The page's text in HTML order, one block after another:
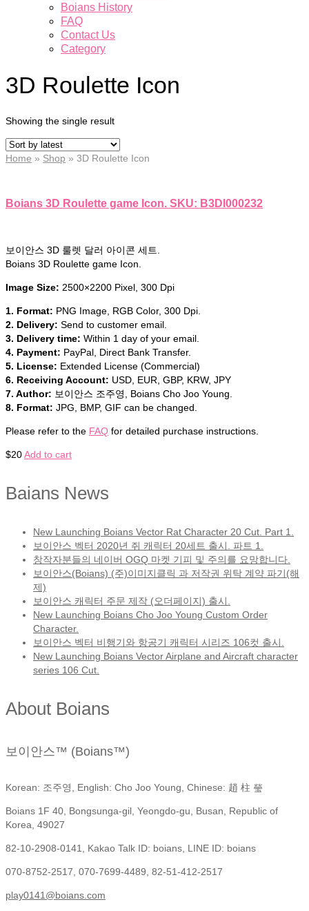
Boians History
FAQ
Contact Us
Category
3D Roulette Icon
Showing the single result
Home » Shop » 3D Roulette Icon
Boians 3D Roulette game Icon. SKU: B3DI000232
보이안스 3D 룰렛 달러 아이콘 세트.
Boians 3D Roulette game Icon.
Image Size: 2500×2200 Pixel, 300 Dpi
1. Format: PNG Image, RGB Color, 300 Dpi.
2. Delivery: Send to customer email.
3. Delivery time: Within 1 day of your email.
4. Payment: PayPal, Direct Bank Transfer.
5. License: Extended License (Commercial)
6. Receiving Account: USD, EUR, GBP, KRW, JPY
7. Author: 보이안스 조주영, Boians Cho Joo Young.
8. Format: JPG, BMP, GIF can be changed.
Please refer to the FAQ for detailed purchase instructions.
$20Add to cart
Baians News
New Launching Boians Vector Rat Character 20 Cut. Part 1.
보이안스 벡터 2020년 쥐 캐릭터 20세트 출시. 파트 1.
창작자분들의 네이버 OGQ 마켓 기피 및 주의를 요망합니다.
보이안스(Boians) (주)이미지클릭 과 저작권 위탁 계약 파기(해
제)
보이안스 캐릭터 주문 제작 (오더페이지) 출시.
New Launching Boians Cho Joo Young Custom Order
Character.
보이안스 벡터 비행기와 항공기 캐릭터 시리즈 106컷 출시.
New Launching Boians Vector Airplane and Aircraft character
series 106 Cut.
About Boians
보이안스™ (Boians™)
Korean: 조주영, English: Cho Joo Young, Chinese: 趙 柱 瑩
Boians 1F 40, Bongsunga-gil, Yeongdo-gu, Busan, Republic of
Korea, 49027
82-10-2908-0141, Kakao Talk ID: boians, LINE ID: boians
070-8752-2517, 070-7699-4489, 82-51-412-2517
play0141@boians.com